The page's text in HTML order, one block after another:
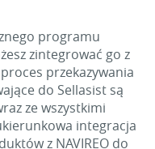
programu
zintegrować go z
przekazywania
do Sellasist są
ze wszystkimi
integracja
z NAVIREO do